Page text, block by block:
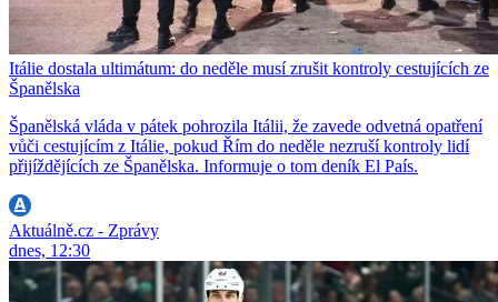
Itálie dostala ultimátum: do neděle musí zrušit kontroly cestujících ze
Španělska
Španělská vláda v pátek pohrozila Itálii, že zavede odvetná opatření
vůči cestujícím z Itálie, pokud Řím do neděle nezruší kontroly lidí
přijíždějících ze Španělska. Informuje o tom deník El País.
Aktuálně.cz - Zprávy
dnes, 12:30